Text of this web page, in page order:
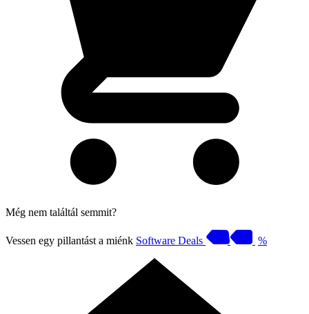
Még nem találtál semmit?
Vessen egy pillantást a miénk Software Deals %